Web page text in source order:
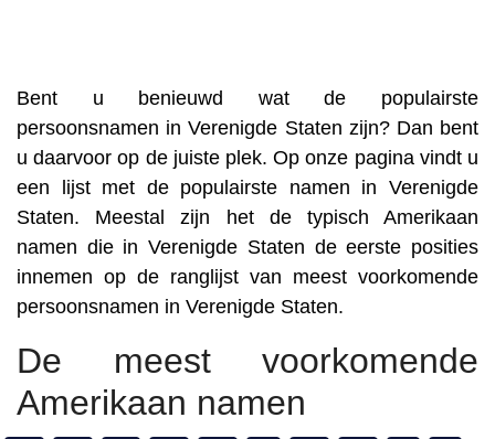
Bent u benieuwd wat de populairste
persoonsnamen in Verenigde Staten zijn? Dan bent
u daarvoor op de juiste plek. Op onze pagina vindt u
een lijst met de populairste namen in Verenigde
Staten. Meestal zijn het de typisch Amerikaan
namen die in Verenigde Staten de eerste posities
innemen op de ranglijst van meest voorkomende
persoonsnamen in Verenigde Staten.
De meest voorkomende
Amerikaan namen